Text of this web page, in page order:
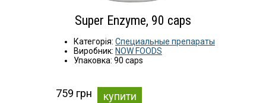
Super Enzyme, 90 caps
Категорія: Специальные препараты
Виробник: NOW FOODS
Упаковка: 90 caps
759 грн купити